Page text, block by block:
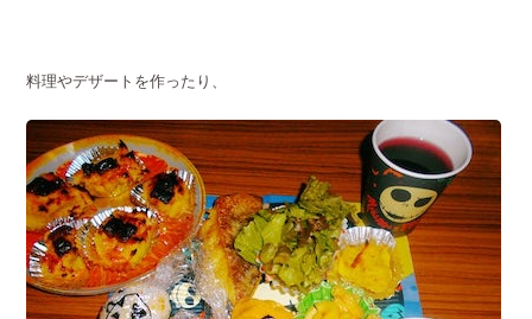
料理やデザートを作ったり、